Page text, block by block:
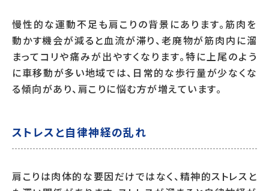
慢性的な運動不足も肩こりの背景にあります。筋肉を
動かす機会が減ると血流が滞り、老廃物が筋肉内に溜
まってコリや痛みが出やすくなります。特に上尾のよう
に車移動が多い地域では、日常的な歩行量が少なくな
る傾向があり、肩こりに悩む方が増えています。
ストレスと自律神経の乱れ
肩こりは肉体的な要因だけではなく、精神的ストレスと